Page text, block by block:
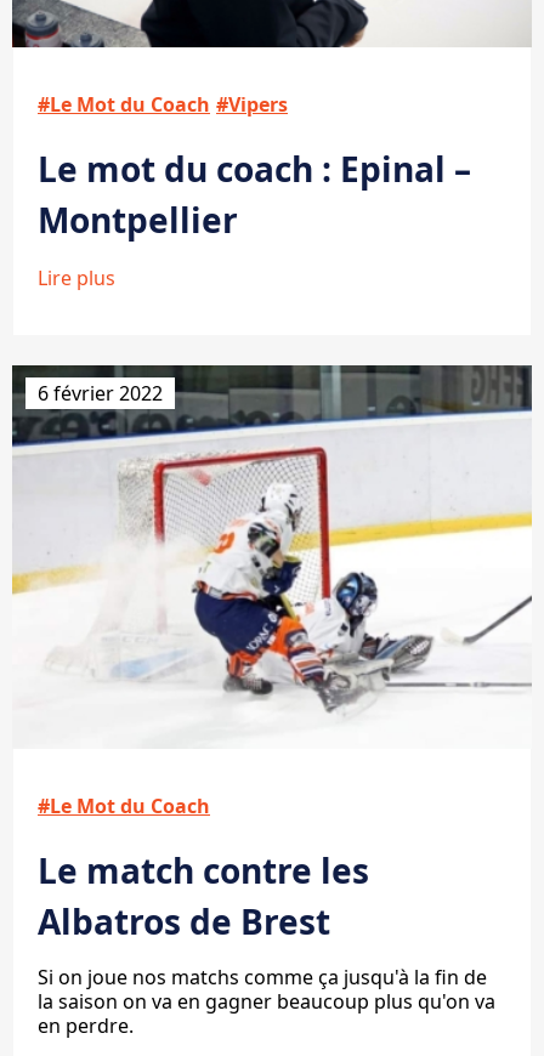
#Le Mot du Coach #Vipers
Le mot du coach : Epinal –
Montpellier
Lire plus
6 février 2022
#Le Mot du Coach
Le match contre les
Albatros de Brest
Si on joue nos matchs comme ça jusqu'à la fin de
la saison on va en gagner beaucoup plus qu'on va
en perdre.